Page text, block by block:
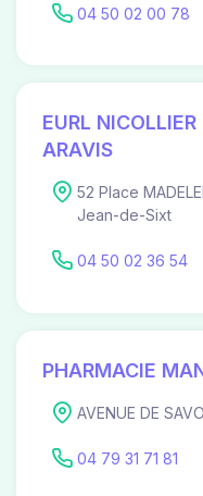
04 50 02 00 78
EURL
ARAVIS
52 Place
Jean-de-Sixt
04 50 02 36 54
PHARMACIE
AVENUE DE
04 79 31 71 81